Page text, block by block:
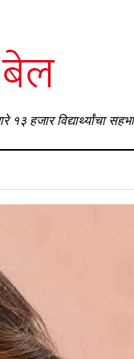
हजार विद्यार्थ्यांचा